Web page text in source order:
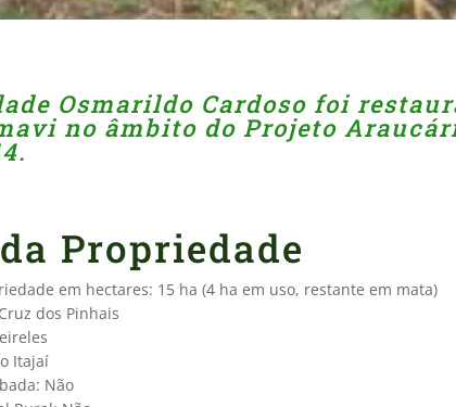
Osmarildo Cardoso foi
no âmbito do Projeto
Propriedade
em hectares: 15 ha (4 ha em uso, restante em mata)
dos Pinhais
Itajaí
Não